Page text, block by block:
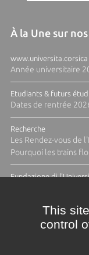
À la Une sur
www.universita.corsica
Année universitaire
Etudiants & futurs
Dates de rentrée
Recherche
Les Rendez-vous de
Pourquoi les trains
Fundazione di
This
control